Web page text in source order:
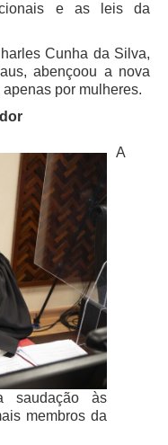
– Cejusc 1º e 2º
e as leis da
Cunha da Silva,
abençoou a nova
por mulheres.
saudação às
membros da
A